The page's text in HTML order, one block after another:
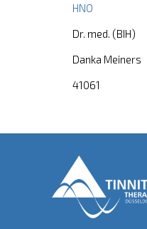
HNO
Dr. med. (BIH)
Danka Meiners
41061